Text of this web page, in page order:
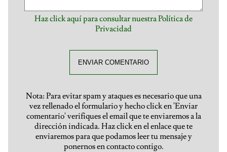
Haz click aquí para consultar nuestra Política de
Privacidad
ENVIAR COMENTARIO
Nota: Para evitar spam y ataques es necesario que una
vez rellenado el formulario y hecho click en 'Enviar
comentario' verifiques el email que te enviaremos a la
dirección indicada. Haz click en el enlace que te
enviaremos para que podamos leer tu mensaje y
ponernos en contacto contigo.